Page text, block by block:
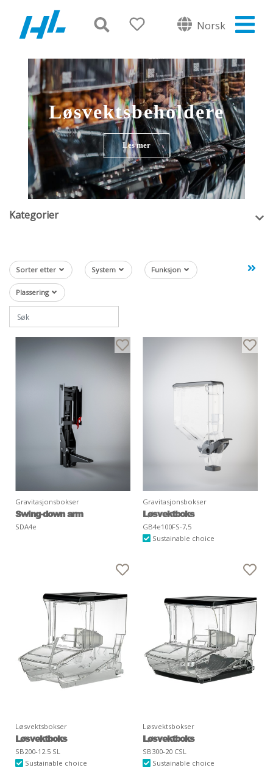
Norsk
Løsvektsbeholdere
Les mer
Kategorier
Sorter etter System Funksjon
Plassering
Gravitasjonsbokser
Swing-down arm
SDA4e
Gravitasjonsbokser
Løsvektboks
GB4e100FS-7,5
Sustainable choice
Løsvektsbokser
Løsvektboks
SB200-12.5 SL
Sustainable choice
Løsvektsbokser
Løsvektboks
SB300-20 CSL
Sustainable choice